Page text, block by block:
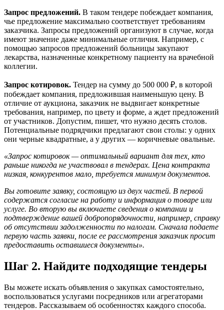
Запрос предложений. В таком тендере побеждает компания,
чье предложение максимально соответствует требованиям
заказчика. Запросы предложений организуют в случае, когда
имеют значение даже минимальные отличия. Например, с
помощью запросов предложений больницы закупают
лекарства, назначенные конкретному пациенту на врачебной
коллегии.
Запрос котировок. Тендер на сумму до 500 000 ₽, в которой
побеждает компания, предложившая наименьшую цену. В
отличие от аукциона, заказчик не выдвигает конкретные
требования, например, по цвету и форме, а ждет предложений
от участников. Допустим, пишет, что нужно десять столов.
Потенциальные подрядчики предлагают свои столы: у одних
они черные квадратные, а у других — коричневые овальные.
«Запрос котировок — оптимальный вариант для тех, кто
раньше никогда не участвовал в тендерах. Цена контракта
низкая, конкурентов мало, требуется минимум документов.
Вы готовите заявку, состоящую из двух частей. В первой
содержатся согласие на работу и информация о товаре или
услуге. Во вторую вы включаете сведения о компании и
подтверждение вашей добропорядочности, например, справку
об отсутствии задолженности по налогам. Сначала подаете
первую часть заявки, после ее рассмотрения заказчик просит
предоставить оставшиеся документы».
Шаг 2. Найдите подходящие тендеры
Вы можете искать объявления о закупках самостоятельно,
воспользоваться услугами посредников или агрегаторами
тендеров. Рассказываем об особенностях каждого способа.